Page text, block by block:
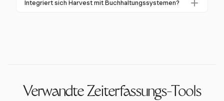
gewährleisten genaue Arbeitszeiterfassungen und
Integriert sich Harvest mit Buchhaltungssystemen?
Verwandte Zeiterfassungs-Tools